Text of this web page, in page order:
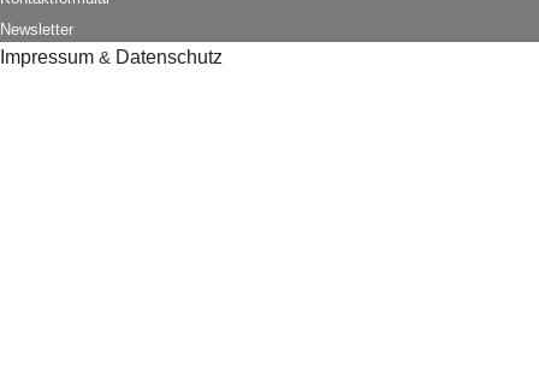
Newsletter
Impressum & Datenschutz